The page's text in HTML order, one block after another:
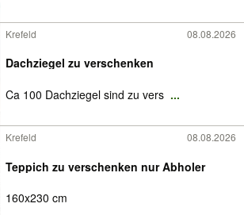
Krefeld 08.08.2026
Dachziegel zu verschenken
Ca 100 Dachziegel sind zu vers ...
Krefeld 08.08.2026
Teppich zu verschenken nur Abholer
160x230 cm